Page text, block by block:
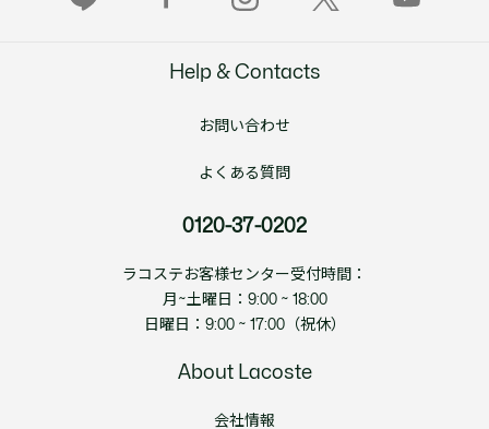
Help & Contacts
お問い合わせ
よくある質問
0120-37-0202
ラコステお客様センター受付時間：
月~土曜日：9:00 ~ 18:00
日曜日：9:00 ~ 17:00（祝休）
About Lacoste
会社情報